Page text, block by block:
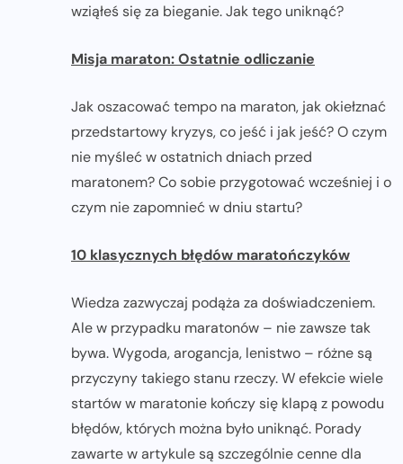
wziąłeś się za bieganie. Jak tego uniknąć?
Misja maraton: Ostatnie odliczanie
Jak oszacować tempo na maraton, jak okiełznać
przedstartowy kryzys, co jeść i jak jeść? O czym
nie myśleć w ostatnich dniach przed
maratonem? Co sobie przygotować wcześniej i o
czym nie zapomnieć w dniu startu?
10 klasycznych błędów maratończyków
Wiedza zazwyczaj podąża za doświadczeniem.
Ale w przypadku maratonów – nie zawsze tak
bywa. Wygoda, arogancja, lenistwo – różne są
przyczyny takiego stanu rzeczy. W efekcie wiele
startów w maratonie kończy się klapą z powodu
błędów, których można było uniknąć. Porady
zawarte w artykule są szczególnie cenne dla